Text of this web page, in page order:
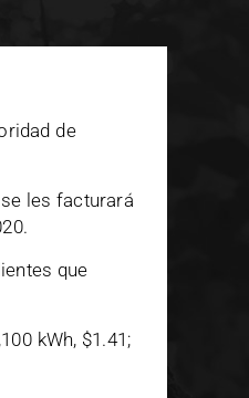
de
les facturará
que
kWh, $1.41;